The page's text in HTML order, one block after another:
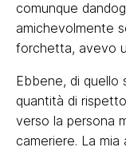
comunque
amichevolmente
forchetta, avevo
Ebbene, di quello
quantità di
verso la persona
cameriere. La mia